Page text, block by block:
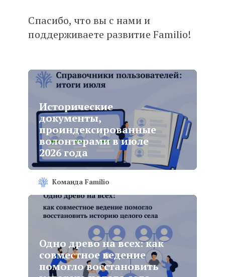
Спасибо, что вы с нами и
поддерживаете развитие Familio!
Исторические
документы,
проиндексированные
волонтерами в июле
2026 года
Команда Familio
Одно древо на всех: как
совместное ведение
помогло восстановить